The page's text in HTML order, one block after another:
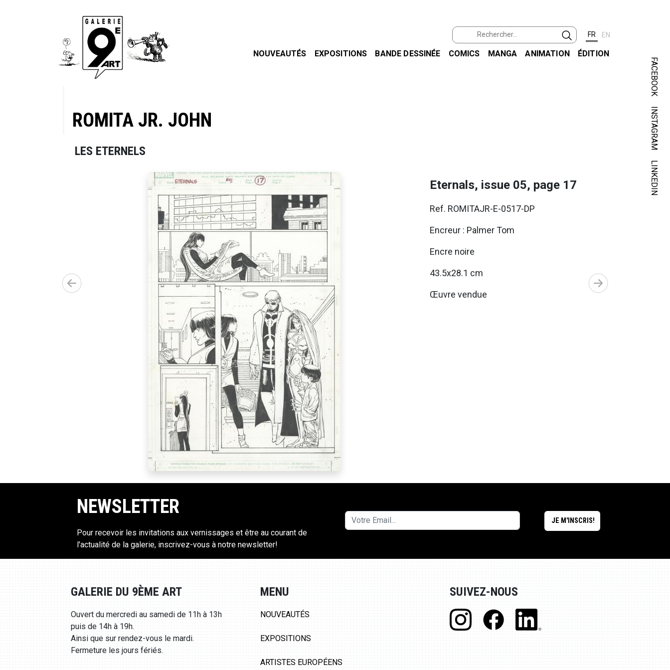
FR EN
NOUVEAUTÉS EXPOSITIONS BANDE DESSINÉE COMICS MANGA ANIMATION ÉDITION
FACEBOOK
INSTAGRAM
LINKEDIN
ROMITA JR. JOHN
LES ETERNELS
Eternals, issue 05, page 17
Ref. ROMITAJR-E-0517-DP
Encreur : Palmer Tom
Encre noire
43.5x28.1 cm
Œuvre vendue
LES
NEWSLETTER
Pour recevoir les invitations aux vernissages et être au courant de
l'actualité de la galerie, inscrivez-vous à notre newsletter!
GALERIE DU 9ÈME ART
Ouvert du mercredi au samedi de 11h à 13h
puis de 14h à 19h.
Ainsi que sur rendez-vous le mardi.
Fermeture les jours fériés.
MENU
NOUVEAUTÉS
EXPOSITIONS
ARTISTES EUROPÉENS
SUIVEZ-NOUS